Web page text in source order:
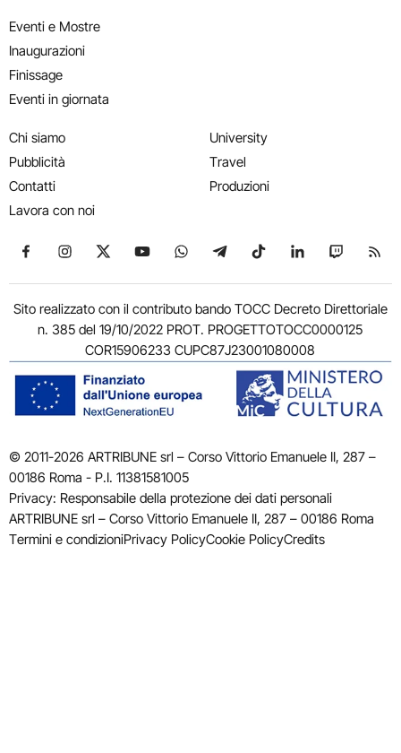
Eventi e Mostre
Inaugurazioni
Finissage
Eventi in giornata
Chi siamo
Pubblicità
Contatti
Lavora con noi
University
Travel
Produzioni
Seguici su Facebook
Seguici su Instagram
Seguici su X
Seguici su YouTube
Seguici su WhatsApp
Seguici su Telegram
Seguici su TikTok
Seguici su
Seguici
Sito realizzato con il contributo bando TOCC Decreto Direttoriale
n. 385 del 19/10/2022 PROT. PROGETTOTOCC0000125
COR15906233 CUPC87J23001080008
© 2011-2026 ARTRIBUNE srl – Corso Vittorio Emanuele II, 287 –
00186 Roma - P.I. 11381581005
Privacy: Responsabile della protezione dei dati personali
ARTRIBUNE srl – Corso Vittorio Emanuele II, 287 – 00186 Roma
Termini e condizioniPrivacy PolicyCookie PolicyCredits